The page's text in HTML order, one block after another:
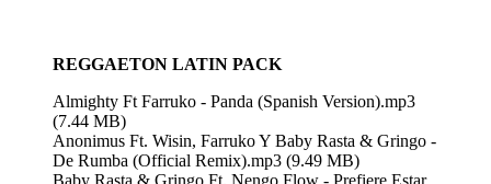
REGGAETON LATIN PACK
Almighty Ft Farruko - Panda (Spanish Version).mp3
(7.44 MB)
Anonimus Ft. Wisin, Farruko Y Baby Rasta & Gringo -
De Rumba (Official Remix).mp3 (9.49 MB)
Baby Rasta & Gringo Ft. Nengo Flow - Prefiere Estar